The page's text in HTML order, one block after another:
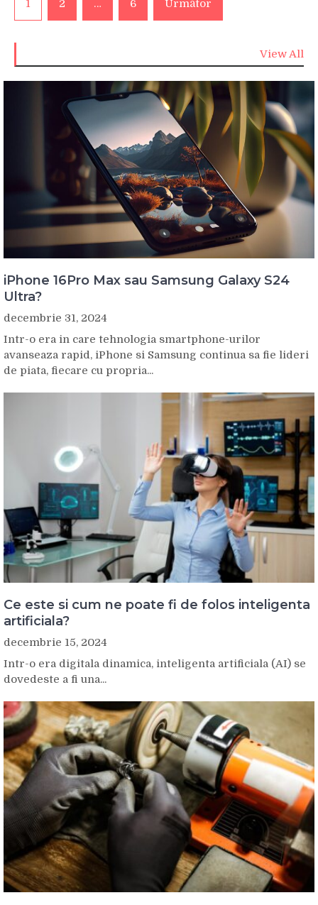
articole
1 2 … 6 Următor
View All
iPhone 16Pro Max sau Samsung Galaxy S24
Ultra?
decembrie 31, 2024
Intr-o era in care tehnologia smartphone-urilor
avanseaza rapid, iPhone si Samsung continua sa fie lideri
de piata, fiecare cu propria...
Ce este si cum ne poate fi de folos inteligenta
artificiala?
decembrie 15, 2024
Intr-o era digitala dinamica, inteligenta artificiala (AI) se
dovedeste a fi una...